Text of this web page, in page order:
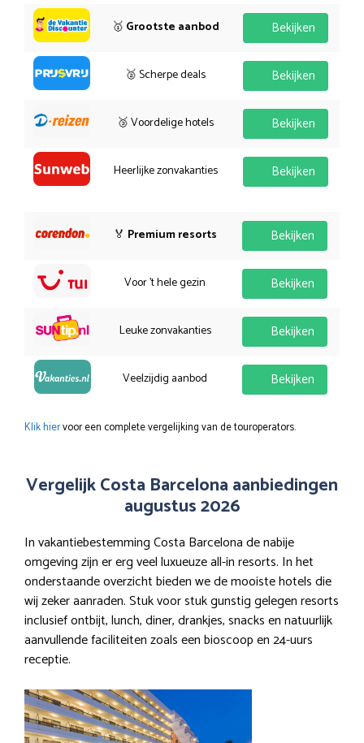
🥇 Grootste aanbod Bekijken
🥈 Scherpe deals Bekijken
🥉 Voordelige hotels Bekijken
Heerlijke zonvakanties Bekijken
🏅 Premium resorts Bekijken
Voor 't hele gezin Bekijken
Leuke zonvakanties Bekijken
Veelzijdig aanbod Bekijken
Klik hiervoor een complete vergelijking van de touroperators.
Vergelijk Costa Barcelona aanbiedingen
augustus 2026
In vakantiebestemming Costa Barcelona de nabije
omgeving zijn er erg veel luxueuze all-in resorts. In het
onderstaande overzicht bieden we de mooiste hotels die
wij zeker aanraden. Stuk voor stuk gunstig gelegen resorts
inclusief ontbijt, lunch, diner, drankjes, snacks en natuurlijk
aanvullende faciliteiten zoals een bioscoop en 24-uurs
receptie.